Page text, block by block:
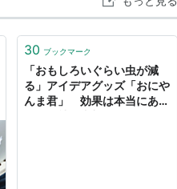
30 ブックマーク
「おもしろいぐらい虫が減
る」アイデアグッズ「おにや
んま君」 効果は本当にある